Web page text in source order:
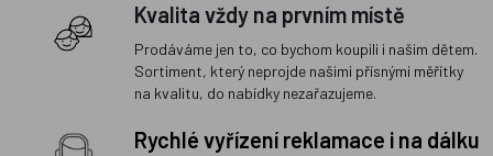
Kvalita vždy na prvním místě
Prodáváme jen to, co bychom koupili i našim dětem.
Sortiment, který neprojde našimi přísnými měřítky
na kvalitu, do nabídky nezařazujeme.
Rychlé vyřízení reklamace i na dálku